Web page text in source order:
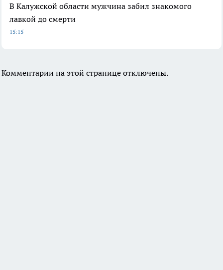
В Калужской области мужчина забил знакомого
лавкой до смерти
15:15
Комментарии на этой странице отключены.